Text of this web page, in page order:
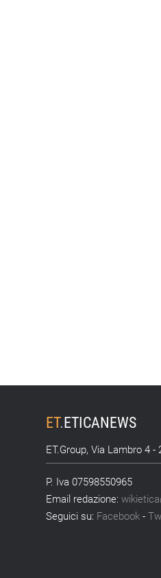
ET.ETICANEWS
ET.Group, Via Lambro 4 -
P. Iva 07598550965
Email redazione:
Seguici su: Facebook -